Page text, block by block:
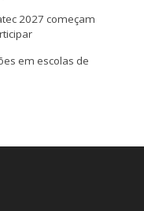
2027 começam
em escolas de